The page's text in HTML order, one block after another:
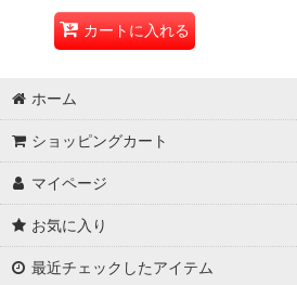
カートに入れる
ホーム
ショッピングカート
マイページ
お気に入り
最近チェックしたアイテム